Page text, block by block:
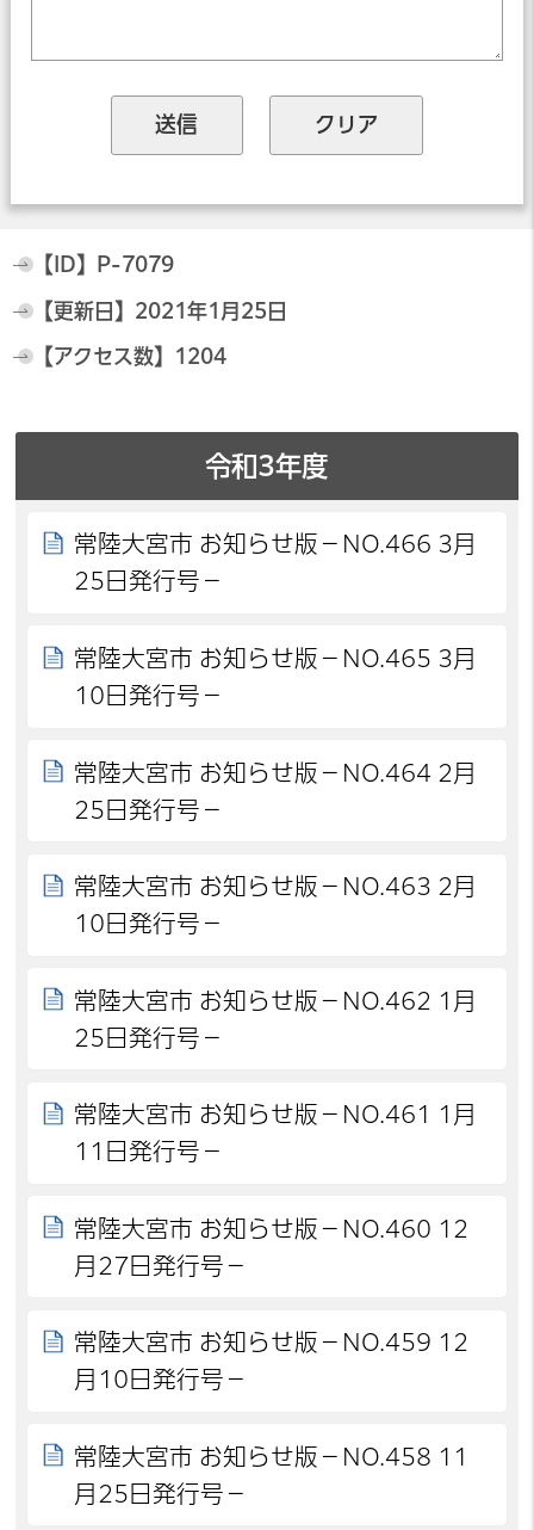
【ID】 P-7079
【更新日】 2021年1月25日
【アクセス数】 1204
令和3年度
常陸大宮市 お知らせ版－NO.466 3月
25日発行号－
常陸大宮市 お知らせ版－NO.465 3月
10日発行号－
常陸大宮市 お知らせ版－NO.464 2月
25日発行号－
常陸大宮市 お知らせ版－NO.463 2月
10日発行号－
常陸大宮市 お知らせ版－NO.462 1月
25日発行号－
常陸大宮市 お知らせ版－NO.461 1月
11日発行号－
常陸大宮市 お知らせ版－NO.460 12
月27日発行号－
常陸大宮市 お知らせ版－NO.459 12
月10日発行号－
常陸大宮市 お知らせ版－NO.458 11
月25日発行号－